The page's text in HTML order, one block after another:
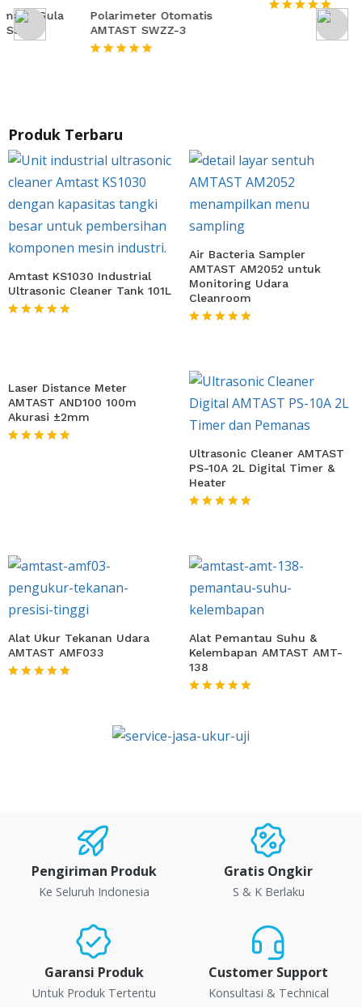
Polarimeter Otomatis
AMTAST SWZZ-3
Polarimeter Otomatis
Produk Terbaru
Amtast KS1030 Industrial
Ultrasonic Cleaner Tank 101L
Air Bacteria Sampler
AMTAST AM2052 untuk
Monitoring Udara
Cleanroom
Laser Distance Meter
AMTAST AND100 100m
Akurasi ±2mm
Ultrasonic Cleaner AMTAST
PS-10A 2L Digital Timer &
Heater
Alat Ukur Tekanan Udara
AMTAST AMF033
Alat Pemantau Suhu &
Kelembapan AMTAST AMT-
138
Pengiriman Produk
Ke Seluruh Indonesia
Gratis Ongkir
S & K Berlaku
Garansi Produk
Untuk Produk Tertentu
Customer Support
Konsultasi & Technical